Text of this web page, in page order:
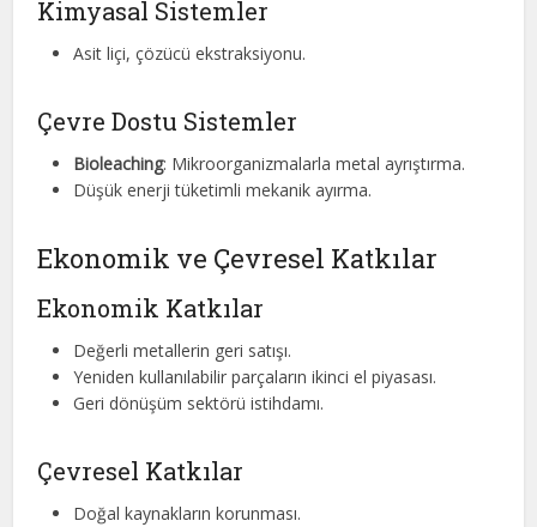
Kimyasal Sistemler
Asit liçi, çözücü ekstraksiyonu.
Çevre Dostu Sistemler
Bioleaching: Mikroorganizmalarla metal ayrıştırma.
Düşük enerji tüketimli mekanik ayırma.
Ekonomik ve Çevresel Katkılar
Ekonomik Katkılar
Değerli metallerin geri satışı.
Yeniden kullanılabilir parçaların ikinci el piyasası.
Geri dönüşüm sektörü istihdamı.
Çevresel Katkılar
Doğal kaynakların korunması.